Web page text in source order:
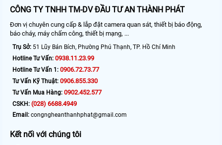
CÔNG TY TNHH TM-DV ĐẦU TƯ AN THÀNH PHÁT
Đơn vị chuyên cung cấp & lắp đặt camera quan sát, thiết bị báo động,
báo cháy, máy chấm công, thiết bị mạng, ...
Trụ Sở: 51 Lũy Bán Bích, Phường Phú Thạnh, TP. Hồ Chí Minh
Hotline Tư Vấn: 0938.11.23.99
Hotline Tư Vấn 1: 0906.72.73.77
Tư Vấn Kỹ Thuật: 0906.855.330
Tư Vấn Mua Hàng: 0902.452.577
CSKH: (028) 6688.4949
Email: congngheanthanhphat@gmail.com
Kết nối với chúng tôi